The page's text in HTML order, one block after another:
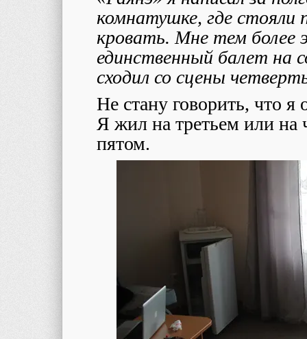
комнатушке, где стояли
кровать. Мне тем более
единственный балет на
сходил со сцены
Не стану говорить, что я
Я жил на третьем или на
пятом.